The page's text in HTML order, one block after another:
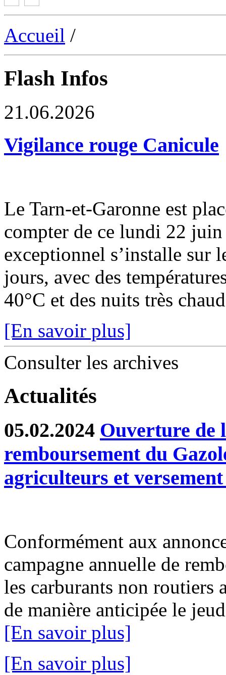
Accueil /
Flash Infos
21.06.2026
Vigilance rouge Canicule
Le Tarn-et-Garonne est
compter de ce lundi 22
exceptionnel s’installe sur
jours, avec des
40°C et des nuits très
[En savoir plus]
Consulter les archives
Actualités
05.02.2024 Ouverture de
remboursement du
agriculteurs et
Conformément aux
campagne annuelle de
les carburants non routiers
de manière anticipée le
[En savoir plus]
[En savoir plus]